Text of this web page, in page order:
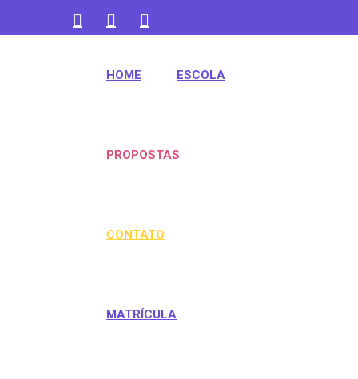
HOME ESCOLA
PROPOSTAS
CONTATO
MATRÍCULA